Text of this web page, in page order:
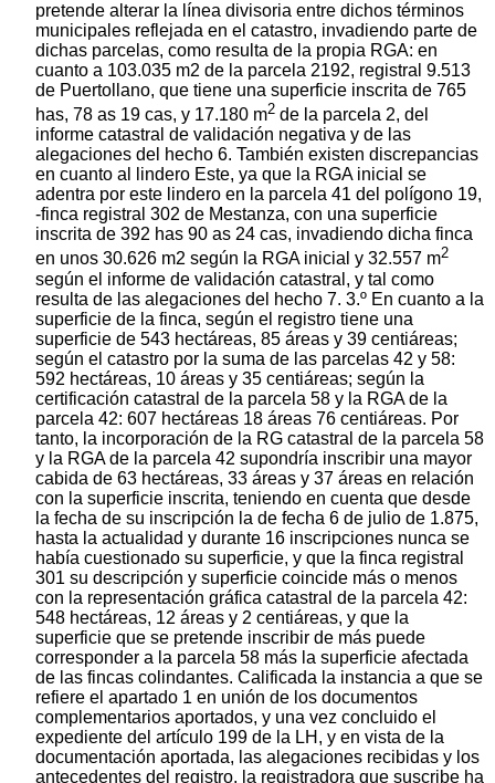
pretende alterar la línea divisoria entre dichos términos
municipales reflejada en el catastro, invadiendo parte de
dichas parcelas, como resulta de la propia RGA: en
cuanto a 103.035 m2 de la parcela 2192, registral 9.513
de Puertollano, que tiene una superficie inscrita de 765
has, 78 as 19 cas, y 17.180 m2 de la parcela 2, del
informe catastral de validación negativa y de las
alegaciones del hecho 6. También existen discrepancias
en cuanto al lindero Este, ya que la RGA inicial se
adentra por este lindero en la parcela 41 del polígono 19,
-finca registral 302 de Mestanza, con una superficie
inscrita de 392 has 90 as 24 cas, invadiendo dicha finca
en unos 30.626 m2 según la RGA inicial y 32.557 m2
según el informe de validación catastral, y tal como
resulta de las alegaciones del hecho 7. 3.º En cuanto a la
superficie de la finca, según el registro tiene una
superficie de 543 hectáreas, 85 áreas y 39 centiáreas;
según el catastro por la suma de las parcelas 42 y 58:
592 hectáreas, 10 áreas y 35 centiáreas; según la
certificación catastral de la parcela 58 y la RGA de la
parcela 42: 607 hectáreas 18 áreas 76 centiáreas. Por
tanto, la incorporación de la RG catastral de la parcela 58
y la RGA de la parcela 42 supondría inscribir una mayor
cabida de 63 hectáreas, 33 áreas y 37 áreas en relación
con la superficie inscrita, teniendo en cuenta que desde
la fecha de su inscripción la de fecha 6 de julio de 1.875,
hasta la actualidad y durante 16 inscripciones nunca se
había cuestionado su superficie, y que la finca registral
301 su descripción y superficie coincide más o menos
con la representación gráfica catastral de la parcela 42:
548 hectáreas, 12 áreas y 2 centiáreas, y que la
superficie que se pretende inscribir de más puede
corresponder a la parcela 58 más la superficie afectada
de las fincas colindantes. Calificada la instancia a que se
refiere el apartado 1 en unión de los documentos
complementarios aportados, y una vez concluido el
expediente del artículo 199 de la LH, y en vista de la
documentación aportada, las alegaciones recibidas y los
antecedentes del registro, la registradora que suscribe ha